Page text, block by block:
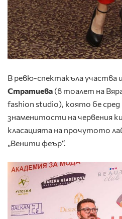
В ревю-спектакъла участва и
Стратиева (в тоалет на
fashion studio), която бе
знаменитости на червения
класацията на прочутото
„Венити феър“.